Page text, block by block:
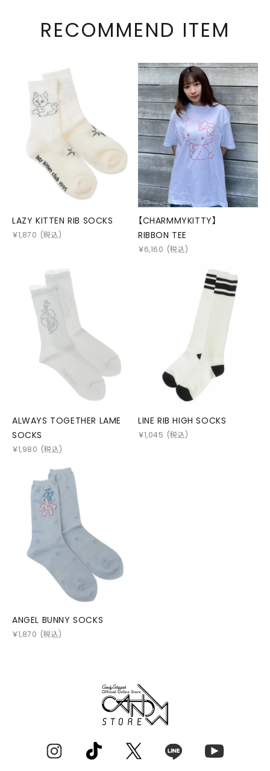
RECOMMEND ITEM
LAZY KITTEN RIB SOCKS
￥1,870 (税込)
【CHARMMYKITTY】
RIBBON TEE
￥6,160 (税込)
ALWAYS TOGETHER LAME
SOCKS
￥1,980 (税込)
LINE RIB HIGH SOCKS
￥1,045 (税込)
ANGEL BUNNY SOCKS
￥1,870 (税込)